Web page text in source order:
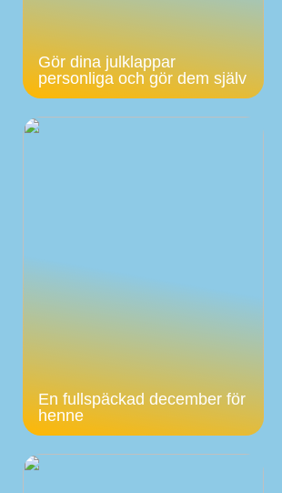
Gör dina julklappar
personliga och gör dem själv
En fullspäckad december för
henne